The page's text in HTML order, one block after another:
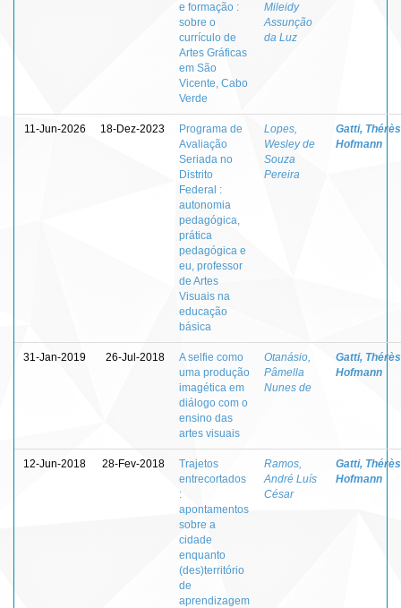
e formação :
sobre o
currículo de
Artes Gráficas
em São
Vicente, Cabo
Verde
Mileidy
Assunção
da Luz
11-Jun-2026 18-Dez-2023
Programa de
Avaliação
Seriada no
Distrito
Federal :
autonomia
pedagógica,
prática
pedagógica e
eu, professor
de Artes
Visuais na
educação
básica
Lopes,
Wesley de
Souza
Pereira
Gatti,
Hofmann
31-Jan-2019 26-Jul-2018
A selfie como
uma produção
imagética em
diálogo com o
ensino das
artes visuais
Otanásio,
Pâmella
Nunes de
Gatti,
Hofmann
12-Jun-2018 28-Fev-2018
Trajetos
entrecortados
:
apontamentos
sobre a
cidade
enquanto
(des)território
de
aprendizagem
Ramos,
André Luís
César
Gatti,
Hofmann